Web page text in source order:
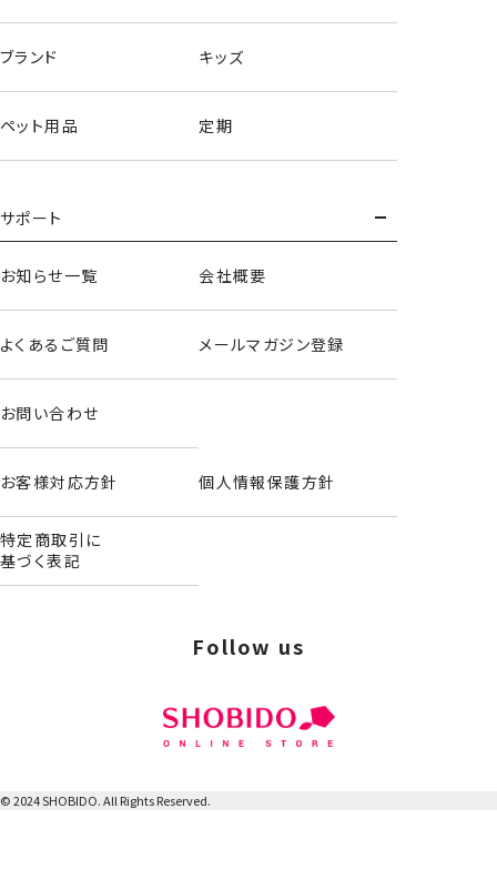
ブランド キッズ
ペット用品 定期
サポート
お知らせ一覧 会社概要
よくあるご質問 メールマガジン登録
お問い合わせ
お客様対応方針 個人情報保護方針
特定商取引に
基づく表記
© 2024 SHOBIDO. All Rights Reserved.
Follow us